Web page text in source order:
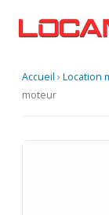
Accueil › Location
moteur